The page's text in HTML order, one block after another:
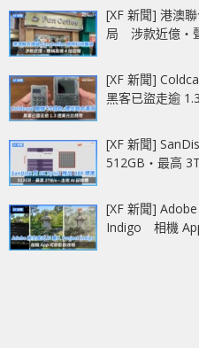
[XF 新聞] 港澳
局 涉款近億‧
[XF 新聞]
黑客已盜走逾
[XF 新聞]
512GB‧最高
[XF 新聞]
Indigo 相機